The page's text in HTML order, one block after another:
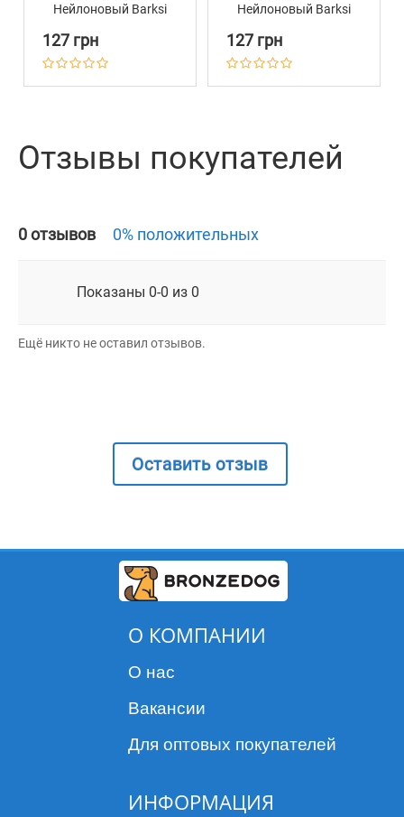
Нейлоновый Barksi
127 грн
Нейлоновый Barksi
127 грн
Отзывы покупателей
0 отзывов 0% положительных
Показаны 0-0 из 0
Ещё никто не оставил отзывов.
Оставить отзыв
О КОМПАНИИ
О нас
Вакансии
Для оптовых покупателей
ИНФОРМАЦИЯ